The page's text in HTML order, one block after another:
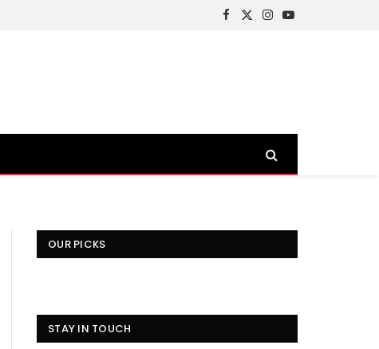
Facebook
X
Instagram
YouTube
OUR PICKS
STAY IN TOUCH